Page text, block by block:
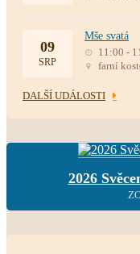
09
SRP
Mše svatá
11:00 -
farní
DALŠÍ UDÁLOSTI
2026